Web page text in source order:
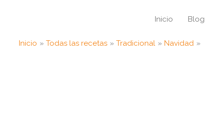
Inicio Blog
Inicio Todas las recetas Tradicional Navidad